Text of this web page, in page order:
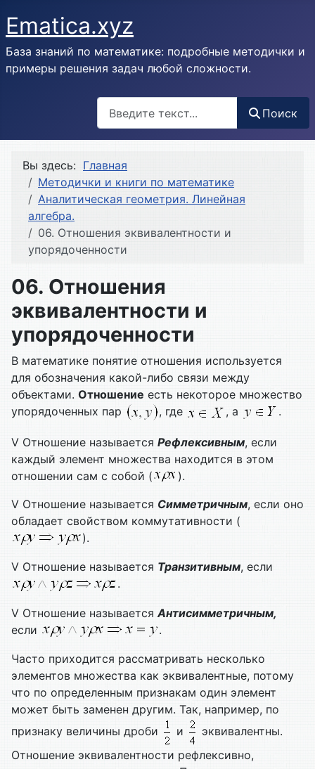
Ematica.xyz
База знаний по математике: подробные методички и
примеры решения задач любой сложности.
Поиск
Вы здесь: Главная
Методички и книги по математике
Аналитическая геометрия. Линейная
алгебра.
06. Отношения эквивалентности и
упорядоченности
06. Отношения
эквивалентности и
упорядоченности
В математике понятие отношения используется
для обозначения какой-либо связи между
объектами. Отношение есть некоторое множество
упорядоченных пар
, где , а .
V Отношение называется Рефлексивным, если
каждый элемент множества находится в этом
отношении сам с собой (
).
V Отношение называется Симметричным, если оно
обладает свойством коммутативности (
).
V Отношение называется Транзитивным, если
.
V Отношение называется Антисимметричным,
если
.
Часто приходится рассматривать несколько
элементов множества как эквивалентные, потому
что по определенным признакам один элемент
может быть заменен другим. Так, например, по
признаку величины дроби
и
эквивалентны.
Отношение эквивалентности рефлексивно,